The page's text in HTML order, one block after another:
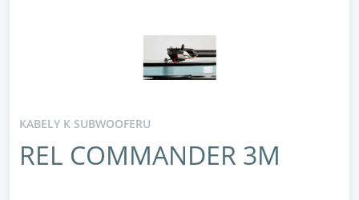
KABELY K SUBWOOFERU
REL COMMANDER 3M